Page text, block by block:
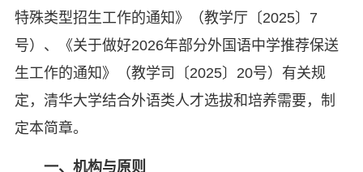
特殊类型招生工作的通知》（教学厅〔2025〕7
号）、《关于做好2026年部分外国语中学推荐保送
生工作的通知》（教学司〔2025〕20号）有关规
定，清华大学结合外语类人才选拔和培养需要，制
定本简章。
一、 机构与原则